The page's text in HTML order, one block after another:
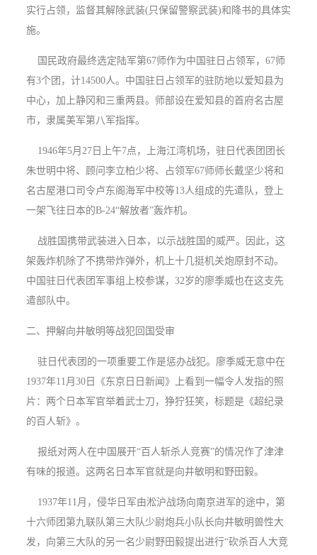
实行占领，监督其解除武装(只保留警察武装)和降书的具体实
施。
国民政府最终选定陆军第67师作为中国驻日占领军，67师
有3个团，计14500人。中国驻日占领军的驻防地以爱知县为
中心，加上静冈和三重两县。师部设在爱知县的首府名古屋
市，隶属美军第八军指挥。
1946年5月27日上午7点，上海江湾机场，驻日代表团团长
朱世明中将、顾问李立柏少将、占领军67师师长戴坚少将和
名古屋港口司令卢东阁海军中校等13人组成的先遣队，登上
一架飞往日本的B-24“解放者”轰炸机。
战胜国携带武装进入日本，以示战胜国的威严。因此，这
架轰炸机除了不携带炸弹外，机上十几挺机关炮原封不动。
中国驻日代表团军事组上校参谋，32岁的廖季威也在这支先
遣部队中。
二、押解向井敏明等战犯回国受审
驻日代表团的一项重要工作是惩办战犯。廖季威无意中在
1937年11月30日《东京日日新闻》上看到一幅令人发指的照
片：两个日本军官举着武士刀，狰狞狂笑，标题是《超纪录
的百人斩》。
报纸对两人在中国展开“百人斩杀人竞赛”的情况作了津津
有味的报道。这两名日本军官就是向井敏明和野田毅。
1937年11月，侵华日军由淞沪战场向南京进军的途中，第
十六师团第九联队第三大队少尉炮兵小队长向井敏明兽性大
发，向第三大队的另一名少尉野田毅提出进行“砍杀百人大竞